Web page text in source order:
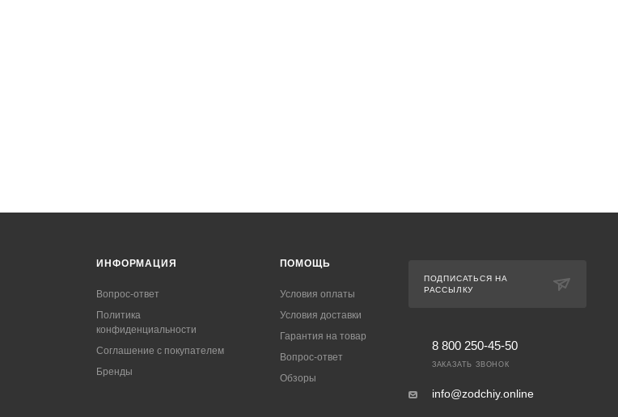
ИНФОРМАЦИЯ
Вопрос-ответ
Политика
конфиденциальности
Соглашение с покупателем
Бренды
ПОМОЩЬ
Условия оплаты
Условия доставки
Гарантия на товар
Вопрос-ответ
Обзоры
ПОДПИСАТЬСЯ НА
РАССЫЛКУ
8 800 250-45-50
ЗАКАЗАТЬ ЗВОНОК
info@zodchiy.online